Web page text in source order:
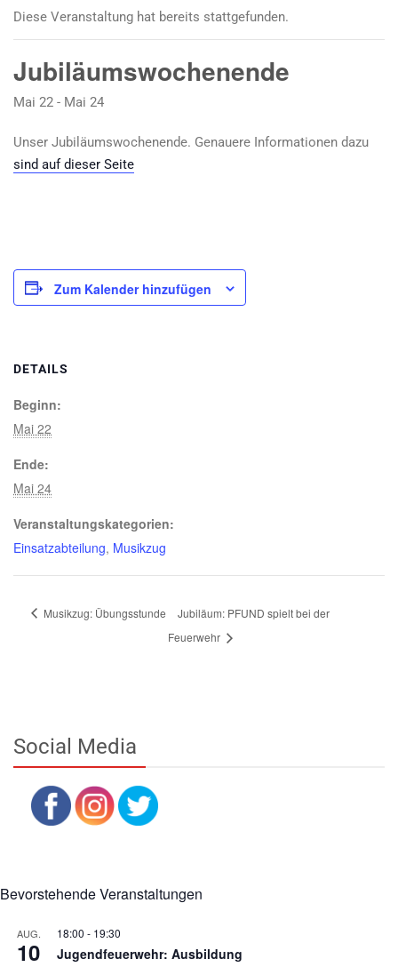
Diese Veranstaltung hat bereits stattgefunden.
Jubiläumswochenende
Mai 22 - Mai 24
Unser Jubiläumswochenende. Genauere Informationen dazu
sind auf dieser Seite
Zum Kalender hinzufügen
DETAILS
Beginn:
Mai 22
Ende:
Mai 24
Veranstaltungskategorien:
Einsatzabteilung, Musikzug
Musikzug: Übungsstunde
Jubiläum: PFUND spielt bei der
Feuerwehr
Social Media
Bevorstehende Veranstaltungen
AUG.
10
18:00 - 19:30
Jugendfeuerwehr: Ausbildung